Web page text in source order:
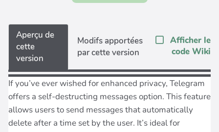
Aperçu de
cette
version
Modifs apportées
par cette version
Afficher le
code Wiki